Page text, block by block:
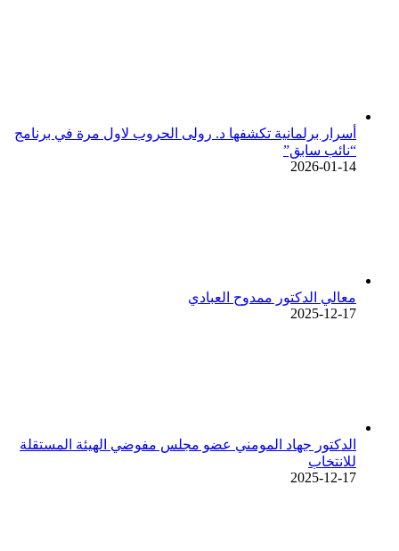
أسرار برلمانية تكشفها د. رولى الحروب لاول مرة في برنامج
“نائب سابق”
2026-01-14
معالي الدكتور ممدوح العبادي
2025-12-17
الدكتور جهاد المومني عضو مجلس مفوضي الهيئة المستقلة
للانتخاب
2025-12-17